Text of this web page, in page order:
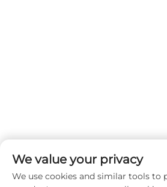
We value your privacy
We use cookies and similar tools to